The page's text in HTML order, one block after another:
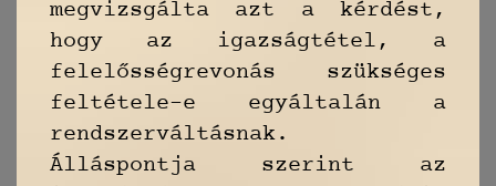
megvizsgálta azt a kérdést,
hogy az igazságtétel, a
felelősségrevonás szükséges
feltétele-e egyáltalán a
rendszerváltásnak.
Álláspontja szerint az